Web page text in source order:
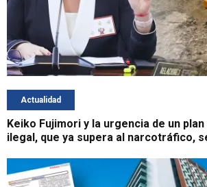
Actualidad
Keiko Fujimori y la urgencia de un
ilegal, que ya supera al narcotráfico,